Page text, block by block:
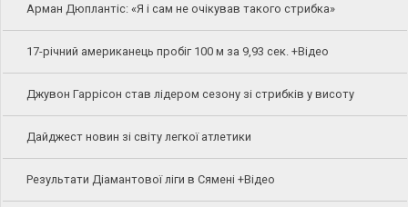
Арман Дюплантіс: «Я і сам не очікував такого стрибка»
17-річний американець пробіг 100 м за 9,93 сек. +Відео
Джувон Гаррісон став лідером сезону зі стрибків у висоту
Дайджест новин зі світу легкої атлетики
Результати Діамантової ліги в Сямені +Відео